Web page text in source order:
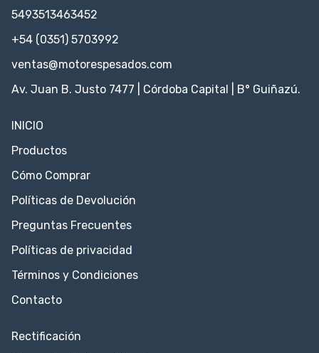
5493513463452
+54 (0351) 5703992
ventas@motorespesados.com
Av. Juan B. Justo 7477 | Córdoba Capital | B° Guiñazú.
INICIO
Productos
Cómo Comprar
Políticas de Devolución
Preguntas Frecuentes
Políticas de privacidad
Términos y Condiciones
Contacto
Rectificación